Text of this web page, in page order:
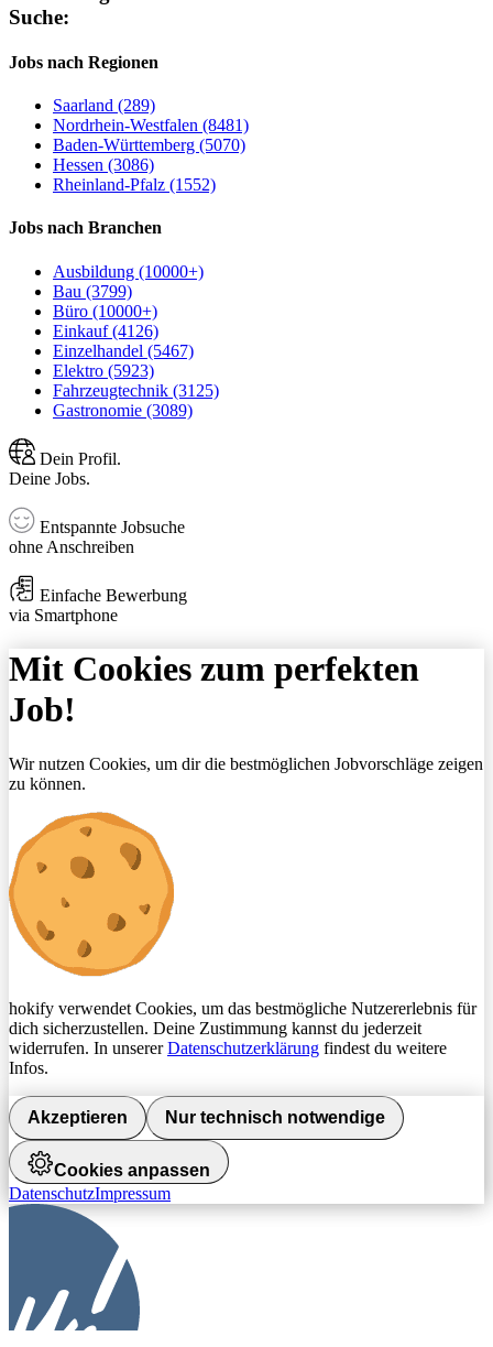
Suche:
Jobs nach Regionen
Saarland (289)
Nordrhein-Westfalen (8481)
Baden-Württemberg (5070)
Hessen (3086)
Rheinland-Pfalz (1552)
Jobs nach Branchen
Ausbildung (10000+)
Bau (3799)
Büro (10000+)
Einkauf (4126)
Einzelhandel (5467)
Elektro (5923)
Fahrzeugtechnik (3125)
Gastronomie (3089)
Dein Profil.
Deine Jobs.
Entspannte Jobsuche
ohne Anschreiben
Einfache Bewerbung
via Smartphone
Mit Cookies zum perfekten
Job!
Wir nutzen Cookies, um dir die bestmöglichen Jobvorschläge zeigen
zu können.
hokify verwendet Cookies, um das bestmögliche Nutzererlebnis für
dich sicherzustellen. Deine Zustimmung kannst du jederzeit
widerrufen. In unsererDatenschutzerklärung findest du weitere
Infos.
Akzeptieren Nur technisch notwendige
Cookies anpassen
DatenschutzImpressum